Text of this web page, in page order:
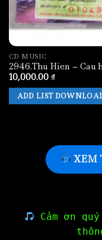
CD MUSIC
2946.Thu Hien – Cau
10,000.00 ₫
ADD LIST
XEM
Cảm ơn